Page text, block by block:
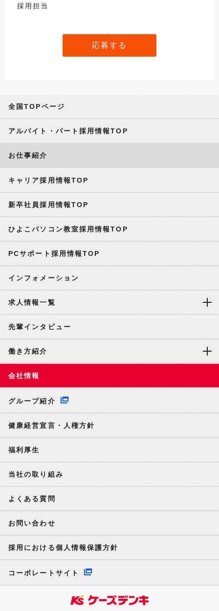
採用担当
応募する
全国TOPページ
アルバイト・パート採用情報TOP
お仕事紹介
キャリア採用情報TOP
新卒社員採用情報TOP
ひよこパソコン教室採用情報TOP
PCサポート採用情報TOP
インフォメーション
求人情報一覧
先輩インタビュー
働き方紹介
会社情報
グループ紹介
健康経営宣言・人権方針
福利厚生
当社の取り組み
よくある質問
お問い合わせ
採用における個人情報保護方針
コーポレートサイト